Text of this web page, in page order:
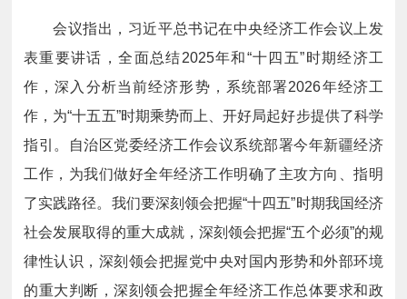
会议指出，习近平总书记在中央经济工作会议上发
表重要讲话，全面总结2025年和“十四五”时期经济工
作，深入分析当前经济形势，系统部署2026年经济工
作，为“十五五”时期乘势而上、开好局起好步提供了科学
指引。自治区党委经济工作会议系统部署今年新疆经济
工作，为我们做好全年经济工作明确了主攻方向、指明
了实践路径。我们要深刻领会把握“十四五”时期我国经济
社会发展取得的重大成就，深刻领会把握“五个必须”的规
律性认识，深刻领会把握党中央对国内形势和外部环境
的重大判断，深刻领会把握全年经济工作总体要求和政